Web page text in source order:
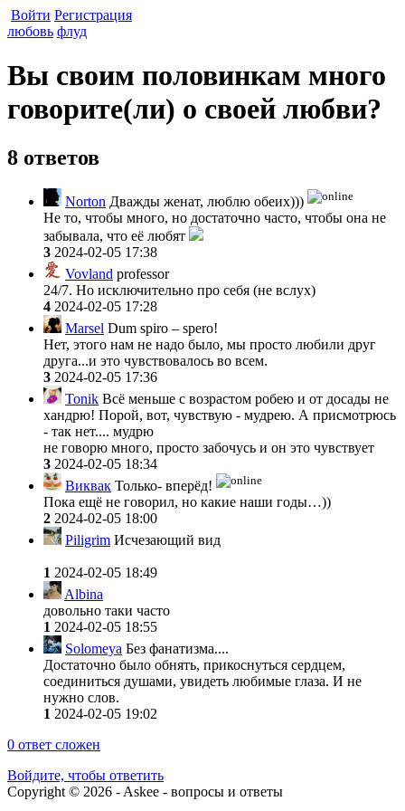
Войти Регистрация
любовь флуд
Вы своим половинкам много
говорите(ли) о своей любви?
8 ответов
Norton Дважды женат, люблю обеих)))
Не то, чтобы много, но достаточно часто, чтобы она не
забывала, что её любят
3 2024-02-05 17:38
Vovland professor
24/7. Но исключительно про себя (не вслух)
4 2024-02-05 17:28
Marsel Dum spiro – spero!
Нет, этого нам не надо было, мы просто любили друг
друга...и это чувствовалось во всем.
3 2024-02-05 17:36
Tonik Всё меньше с возрастом робею и от досады не
хандрю! Порой, вот, чувствую - мудрею. А присмотрюсь
- так нет.... мудрю
не говорю много, просто забочусь и он это чувствует
3 2024-02-05 18:34
Виквак Только- вперёд!
Пока ещё не говорил, но какие наши годы…))
2 2024-02-05 18:00
Piligrim Исчезающий вид
1 2024-02-05 18:49
Albina
довольно таки часто
1 2024-02-05 18:55
Solomeya Без фанатизма....
Достаточно было обнять, прикоснуться сердцем,
соединиться душами, увидеть любимые глаза. И не
нужно слов.
1 2024-02-05 19:02
0 ответ сложен
Войдите, чтобы ответить
Copyright © 2026 - Askee - вопросы и ответы